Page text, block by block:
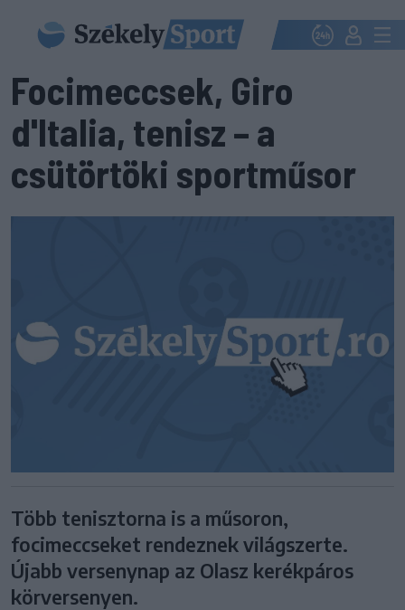
Focimeccsek, Giro
d'Italia, tenisz – a
csütörtöki sportműsor
Több tenisztorna is a műsoron,
focimeccseket rendeznek világszerte.
Újabb versenynap az Olasz kerékpáros
körversenyen.